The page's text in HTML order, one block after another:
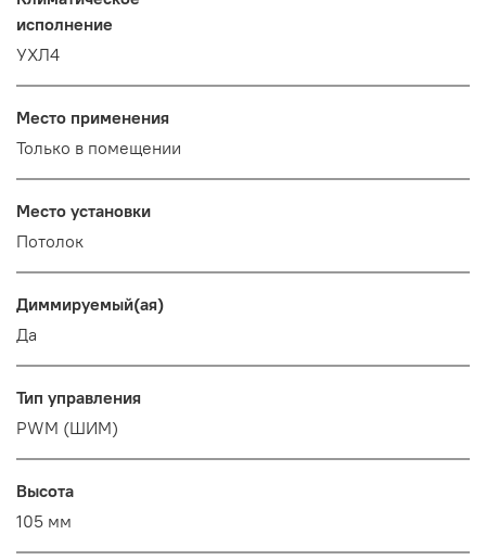
исполнение
УХЛ4
Место применения
Только в помещении
Место установки
Потолок
Диммируемый(ая)
Да
Тип управления
PWM (ШИМ)
Высота
105 мм